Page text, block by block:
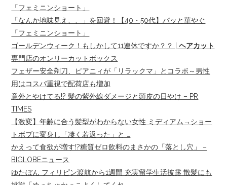
「フェミニンショート」
「なんか地味見え、、」を回避！【40・50代】パッと華やぐ
「フェミニンショート」
ゴールデンウィーク！もしかして11連休ですか？？ |ヘアカット
専門店のオンリーカットボックス
フェザー安全剃刀、ピアニィが「リラックマ」とコラボ～男性
用はコスパ重視で配荷店も増加
意外とやけてる!? 髪の紫外線ダメージと頭皮の日やけ – PR
TIMES
【激変】年齢に合う髪型がわからない女性 ミディアム→ショー
トボブに変身し「凄く若返った」と …
かえって食欲が増す!?糖質ゼロ飲料のまさかの「落とし穴」 –
BIGLOBEニュース
ゆたぼん フィリピン渡航から1週間 充実留学生活披露 散髪にも